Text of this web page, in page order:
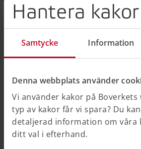
Hantera kakor
Samtycke Information
Denna webbplats använder
Vi använder kakor på Boverkets
typ av kakor får vi spara? Du
detaljerad information om våra
ditt val i efterhand.
Särskilt i början av
bevarande- och
vissa fastighetsägare
i staden kritiska och
skulle stå i vägen för
verksamhet. Men efter
dialoger så är de flesta
överens om att det är